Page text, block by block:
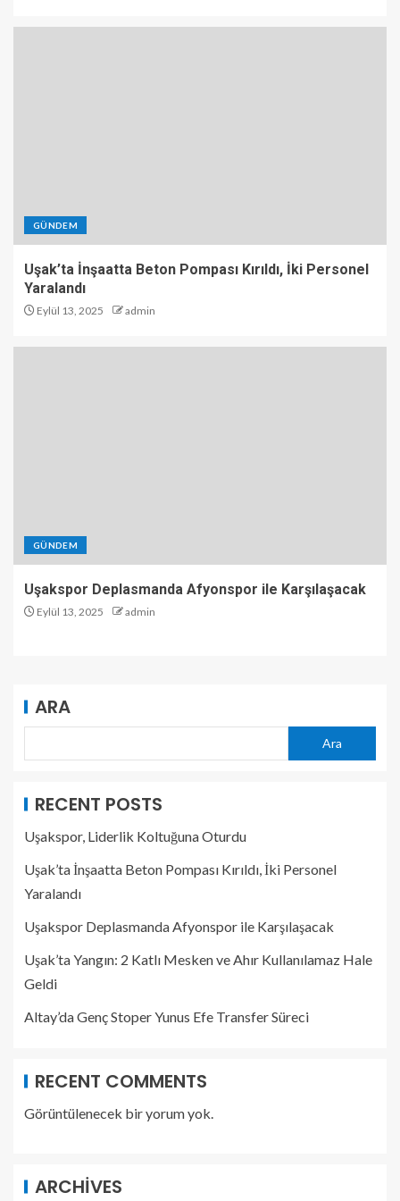
GÜNDEM
Uşak’ta İnşaatta Beton Pompası Kırıldı, İki Personel
Yaralandı
Eylül 13, 2025 admin
GÜNDEM
Uşakspor Deplasmanda Afyonspor ile Karşılaşacak
Eylül 13, 2025 admin
ARA
Ara
RECENT POSTS
Uşakspor, Liderlik Koltuğuna Oturdu
Uşak’ta İnşaatta Beton Pompası Kırıldı, İki Personel
Yaralandı
Uşakspor Deplasmanda Afyonspor ile Karşılaşacak
Uşak’ta Yangın: 2 Katlı Mesken ve Ahır Kullanılamaz Hale
Geldi
Altay’da Genç Stoper Yunus Efe Transfer Süreci
RECENT COMMENTS
Görüntülenecek bir yorum yok.
ARCHIVES